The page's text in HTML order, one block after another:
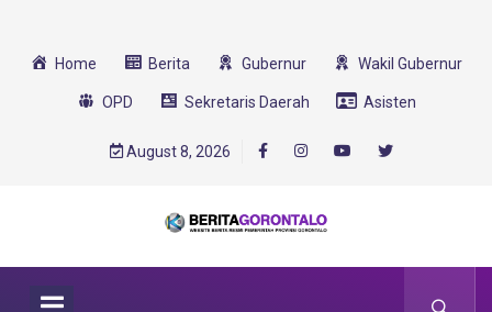
Home Berita Gubernur Wakil Gubernur
OPD Sekretaris Daerah Asisten
August 8, 2026